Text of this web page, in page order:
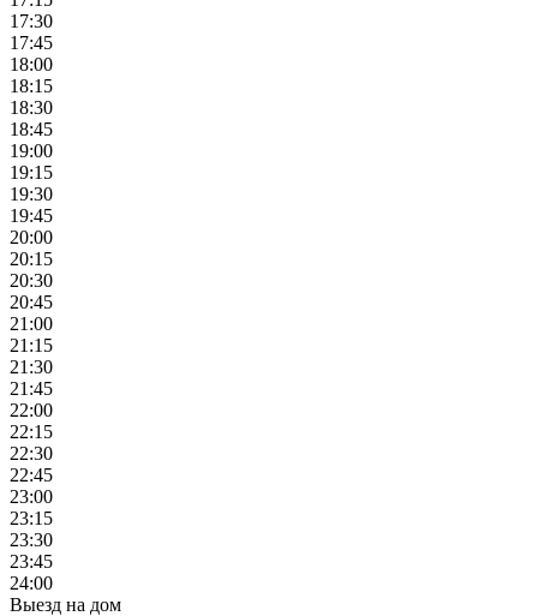
17:30
17:45
18:00
18:15
18:30
18:45
19:00
19:15
19:30
19:45
20:00
20:15
20:30
20:45
21:00
21:15
21:30
21:45
22:00
22:15
22:30
22:45
23:00
23:15
23:30
23:45
24:00
Выезд на дом